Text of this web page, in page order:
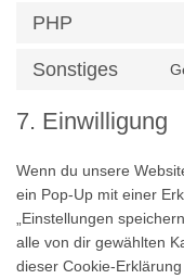
PHP
Sonstiges
7. Einwilligung
Wenn du unsere
ein Pop-Up mit einer
„Einstellungen
alle von dir gewählten
dieser Cookie-